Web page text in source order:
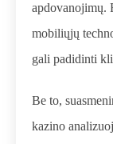
apdovanojimų.
mobiliųjų
gali padidinti
Be to,
kazino